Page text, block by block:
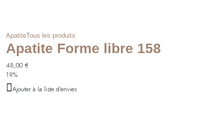
ApatiteTous les produits
Apatite Forme libre 158
48,00 €
19%
Ajouter à la liste d'envies